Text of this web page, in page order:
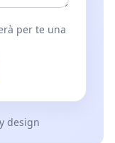
per te una
design